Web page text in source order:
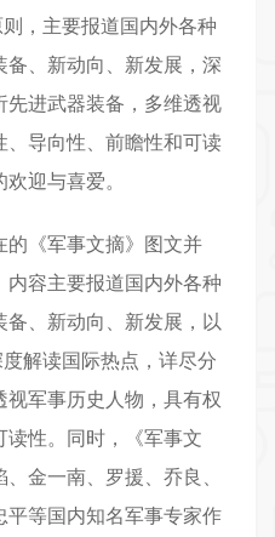
，主要报道国内外各种
、新动向、新发展，深
先进武器装备，多维透视
导向性、前瞻性和可读
迎与喜爱。
的《军事文摘》图文并
容主要报道国内外各种
、新动向、新发展，以
解读国际热点，详尽分
军事历史人物，具有权
读性。同时，《军事文
金一南、罗援、乔良、
平等国内知名军事专家作